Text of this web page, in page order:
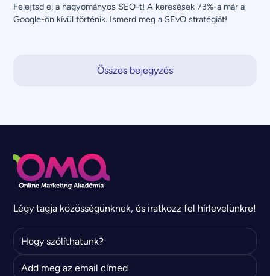
Felejtsd el a hagyományos SEO-t! A keresések 73%-a már a
Google-ön kívül történik. Ismerd meg a SEvO stratégiát!
Összes bejegyzés
Légy tagja közösségünknek, és iratkozz fel hírlevelünkre!